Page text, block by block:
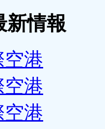
新情報
空港
空港
空港